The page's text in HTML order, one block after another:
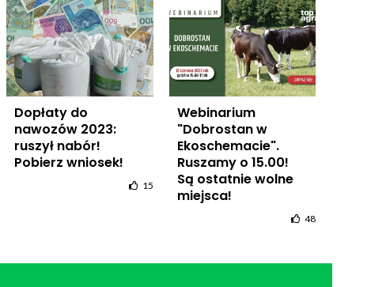
Dopłaty do
nawozów 2023:
ruszył nabór!
Pobierz wniosek!
15
Webinarium
"Dobrostan w
Ekoschemacie".
Ruszamy o 15.00!
Są ostatnie wolne
miejsca!
48